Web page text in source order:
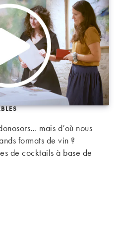
mais d’où nous
formats de vin ?
de cocktails à base de